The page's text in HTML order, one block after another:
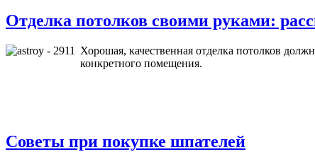
Отделка потолков своими руками:
Хорошая, качественная отделка потолков
конкретного помещения.
Советы при покупке шпателей